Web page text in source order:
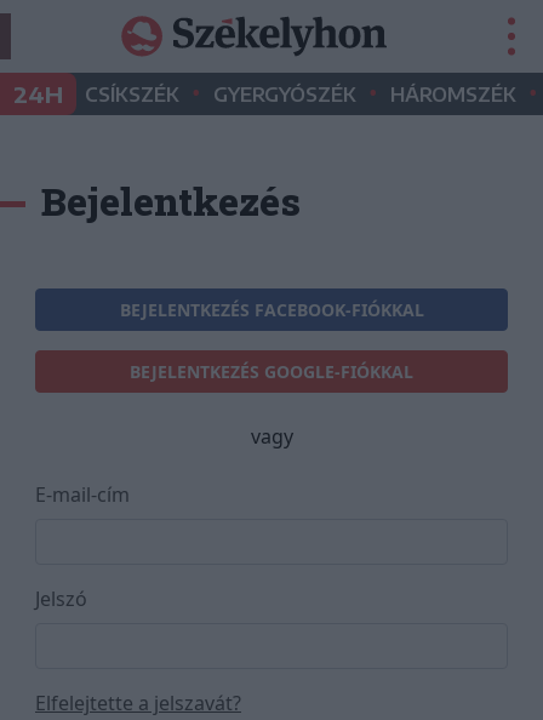
24H CSÍKSZÉK • GYERGYÓSZÉK • HÁROMSZÉK •
Bejelentkezés
BEJELENTKEZÉS FACEBOOK-FIÓKKAL
BEJELENTKEZÉS GOOGLE-FIÓKKAL
vagy
E-mail-cím
Jelszó
Elfelejtette a jelszavát?